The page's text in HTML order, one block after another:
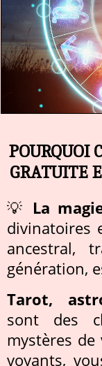
POURQUOI
GRATUITE
💡 La
divinatoires
ancestral,
génération,
Tarot,
sont des
mystères
voyants,